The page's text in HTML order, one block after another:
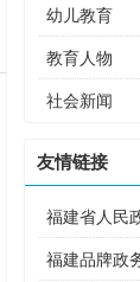
幼儿教育
教育人物
社会新闻
友情链接
福建省人民
福建品牌政